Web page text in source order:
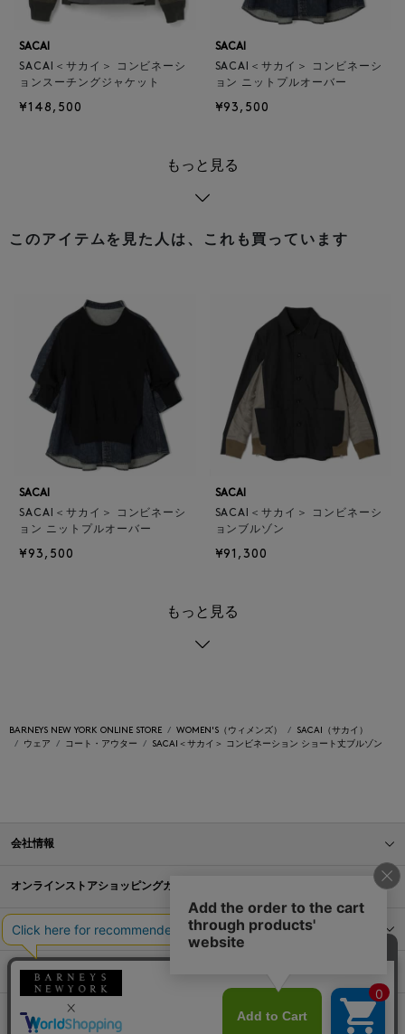
SACAI
SACAI＜サカイ＞ コンビネーシ
ョンスーチングジャケット
¥148,500
SACAI
SACAI＜サカイ＞ コンビネーシ
ョン ニットプルオーバー
¥93,500
もっと見る
このアイテムを見た人は、これも買っています
SACAI
SACAI＜サカイ＞ コンビネーシ
ョン ニットプルオーバー
¥93,500
SACAI
SACAI＜サカイ＞ コンビネーシ
ョンブルゾン
¥91,300
もっと見る
BARNEYS NEW YORK ONLINE STORE WOMEN'S（ウィメンズ）
SACAI（サカイ）
ウェア
コート・アウター SACAI＜サカイ＞ コンビネーション ショート丈ブルゾン
会社情報
オンラインストアショッピングガイド
店舗情報
サービス
BLOG